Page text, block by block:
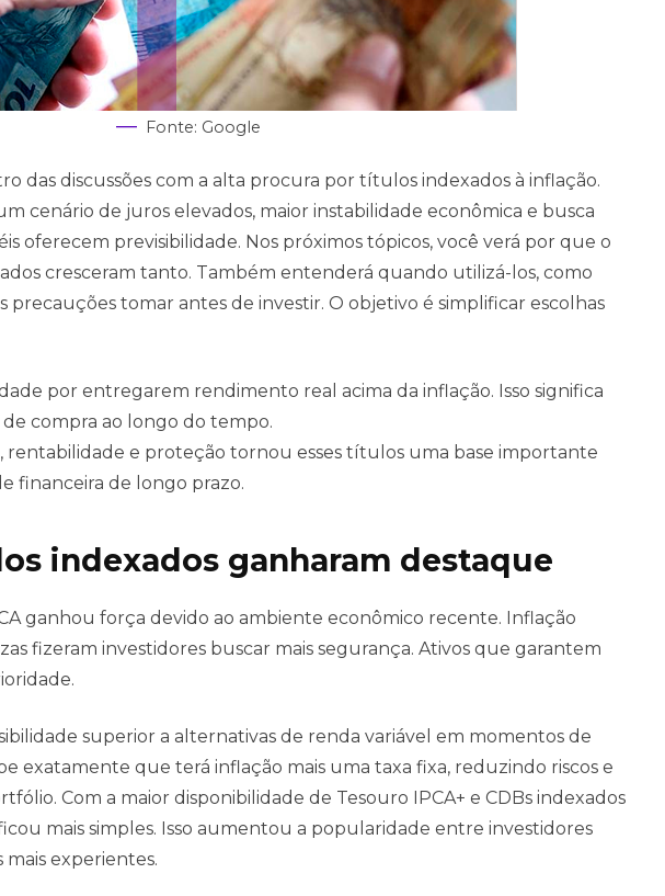
Fonte: Google
das discussões com a alta procura por títulos indexados à inflação.
cenário de juros elevados, maior instabilidade econômica e busca
oferecem previsibilidade. Nos próximos tópicos, você verá por que o
cresceram tanto. Também entenderá quando utilizá-los, como
precauções tomar antes de investir. O objetivo é simplificar escolhas
por entregarem rendimento real acima da inflação. Isso significa
compra ao longo do tempo.
rentabilidade e proteção tornou esses títulos uma base importante
financeira de longo prazo.
indexados ganharam destaque
ganhou força devido ao ambiente econômico recente. Inflação
fizeram investidores buscar mais segurança. Ativos que garantem
superior a alternativas de renda variável em momentos de
exatamente que terá inflação mais uma taxa fixa, reduzindo riscos e
Com a maior disponibilidade de Tesouro IPCA+ e CDBs indexados
mais simples. Isso aumentou a popularidade entre investidores
experientes.